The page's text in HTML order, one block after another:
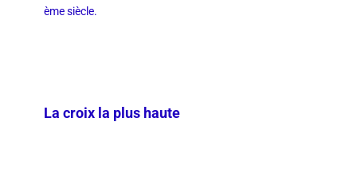
ème siècle.
La croix la plus haute